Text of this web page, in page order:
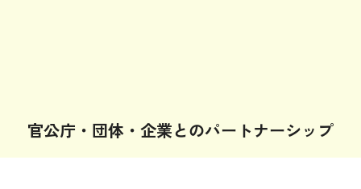
官公庁・団体・企業とのパートナーシップ